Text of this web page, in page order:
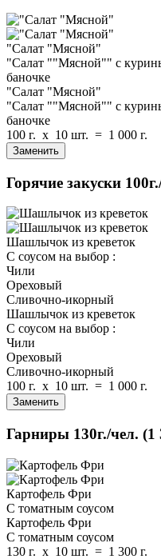
"Салат "Мясной"
"Салат ""Мясной"" с
баночке
"Салат "Мясной"
"Салат ""Мясной"" с
баночке
100 г. x 10 шт. = 1 000 г.
Заменить
Горячие закуски
Шашлычок из креветок
С соусом на выбор :
Чили
Ореховый
Сливочно-икорный
Шашлычок из креветок
С соусом на выбор :
Чили
Ореховый
Сливочно-икорный
100 г. x 10 шт. = 1 000 г.
Заменить
Гарниры 130г./чел. (1
Картофель Фри
С томатным соусом
Картофель Фри
С томатным соусом
130 г. x 10 шт. = 1 300 г.